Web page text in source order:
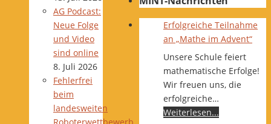
AG Podcast:
Neue Folge
und Video
sind online
8. Juli 2026
Fehlerfrei
beim
landesweiten
Erfolgreiche Teilnahme
an „Mathe im Advent“
Unsere Schule feiert
mathematische Erfolge!
Wir freuen uns, die
erfolgreiche…
Weiterlesen...